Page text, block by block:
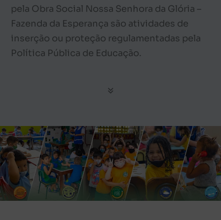
pela Obra Social Nossa Senhora da Glória –
Fazenda da Esperança são atividades de
inserção ou proteção regulamentadas pela
Política Pública de Educação.